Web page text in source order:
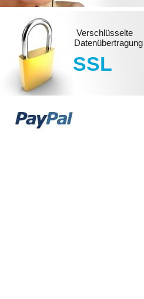
Verschlüsselte
Datenübertragung
SSL